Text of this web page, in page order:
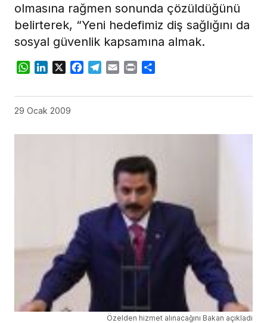
olmasına rağmen sonunda çözüldüğünü
belirterek, “Yeni hedefimiz diş sağlığını da
sosyal güvenlik kapsamına almak.
WhatsApp
LinkedIn
X Facebook
Telegram
Email Print
29 Ocak 2009
Özelden hizmet alınacağını Bakan açıkladı